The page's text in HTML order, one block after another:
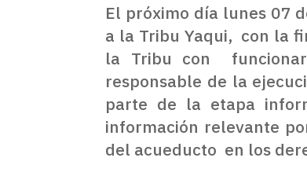
El próximo día lunes 07
a la Tribu Yaqui, con la
la Tribu con
responsable de la
parte de la etapa
información relevante
del acueducto en los